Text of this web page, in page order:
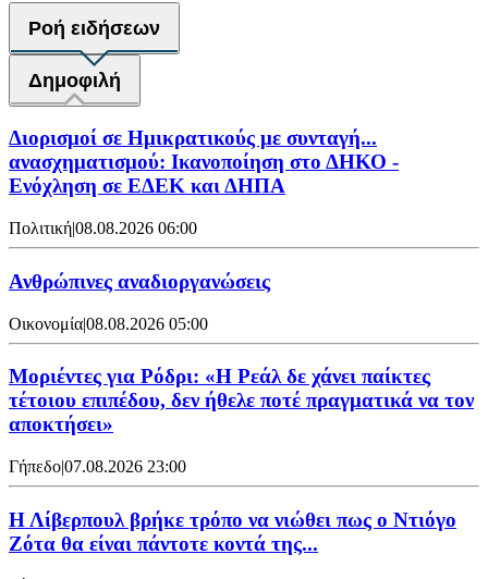
Ροή ειδήσεων
Δημοφιλή
Διορισμοί σε Ημικρατικούς με συνταγή...
ανασχηματισμού: Ικανοποίηση στο ΔΗΚΟ -
Ενόχληση σε ΕΔΕΚ και ΔΗΠΑ
Πολιτική|08.08.2026 06:00
Ανθρώπινες αναδιοργανώσεις
Οικονομία|08.08.2026 05:00
Μοριέντες για Ρόδρι: «Η Ρεάλ δε χάνει παίκτες
τέτοιου επιπέδου, δεν ήθελε ποτέ πραγματικά να τον
αποκτήσει»
Γήπεδο|07.08.2026 23:00
Η Λίβερπουλ βρήκε τρόπο να νιώθει πως ο Ντιόγο
Ζότα θα είναι πάντοτε κοντά της...